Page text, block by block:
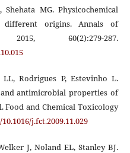
MG. Physicochemical
different origins. Annals of
60(2):279-287.
Rodrigues P, Estevinho L.
antimicrobial properties of
and Chemical Toxicology
j.fct.2009.11.029
J, Noland EL, Stanley BJ.